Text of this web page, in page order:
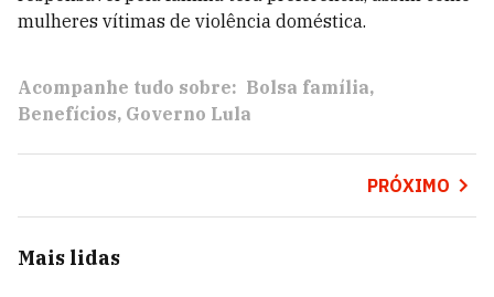
mulheres vítimas de violência doméstica.
Acompanhe tudo sobre: Bolsa família
Benefícios Governo Lula
PRÓXIMO
Mais lidas